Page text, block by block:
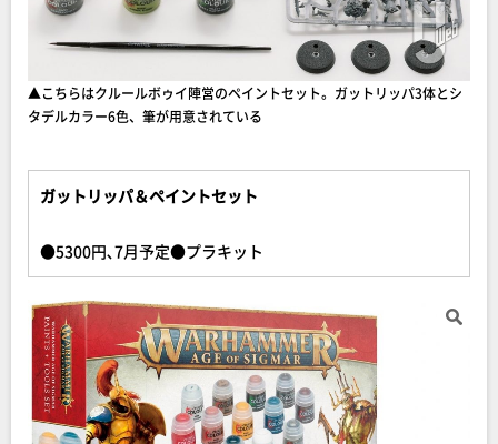
▲こちらはクルールボゥイ陣営のペイントセット。ガットリッパ3体とシ
タデルカラー6色、筆が用意されている
ガットリッパ＆ペイントセット
●5300円､7月予定●プラキット